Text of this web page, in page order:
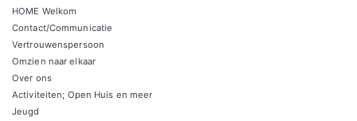
HOME Welkom
Contact/Communicatie
Vertrouwenspersoon
Omzien naar elkaar
Over ons
Activiteiten; Open Huis en meer
Jeugd